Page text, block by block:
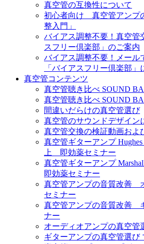
真空管の互換性について
初心者向け 真空管アンプ
整入門」
バイアス調整不要！真空管
スフリー倶楽部」のご案内
バイアス調整不要！メール
「バイアスフリー倶楽部
真空管コンテンツ
真空管聴き比べ SOUND
真空管聴き比べ SOUND
間違いだらけの真空管選び
真空管のサウンドデザイン
真空管交換の検証動画およ
真空管ギターアンプ
上 即効薬セミナー
真空管ギターアンプ
即効薬セミナー
真空管アンプの音質改善
セミナー
真空管アンプの音質改善
ナー
オーディオアンプの真空管
ギターアンプの真空管選び